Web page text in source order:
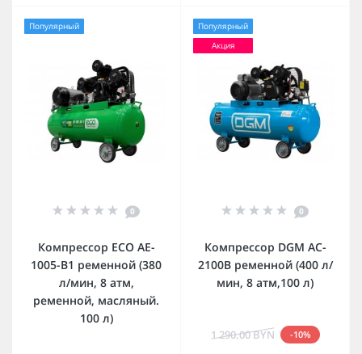
Популярный
0
Компрессор ECO AE-
1005-B1 ременной (380
л/мин, 8 атм,
ременной, масляный.
100 л)
Популярный
Акция
0
Компрессор DGM AC-
2100B ременной (400 л/
мин, 8 атм,100 л)
1 290.00 BYN -10%